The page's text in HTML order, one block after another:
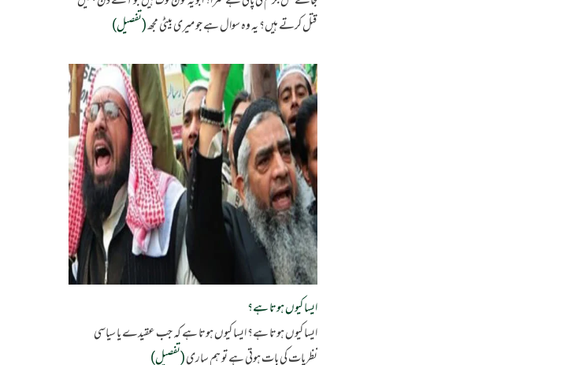
قتل کرتے ہیں؟ یہ وہ سوال ہے جو میری بیٹی مجھ(تفصیل)
ایسا کیوں ہوتا ہے؟
ایسا کیوں ہوتا ہے؟ ایسا کیوں ہوتا ہے کہ جب عقیدے یا سیاسی
نظریات کی بات ہوتی ہے تو ہم ساری(تفصیل)